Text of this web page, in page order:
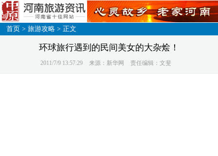
首页 >旅游攻略 > 正文
环球旅行遇到的民间美女的大杂烩！
2011/7/9 13:57:29 来源：新华网 责任编辑：文斐